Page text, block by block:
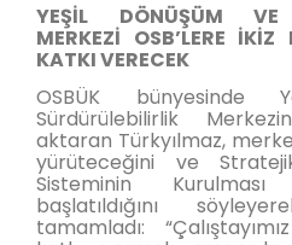
YEŞİL DÖNÜŞÜM VE
MERKEZİ OSB’LERE İKİZ
KATKI VERECEK
OSBÜK bünyesinde
Sürdürülebilirlik
aktaran Türkyılmaz,
yürüteceğini ve
Sisteminin Kurulması
başlatıldığını
tamamladı: